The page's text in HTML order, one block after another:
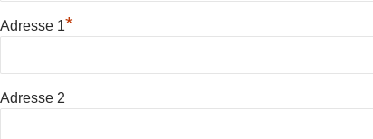
Adresse 1*
Adresse 2